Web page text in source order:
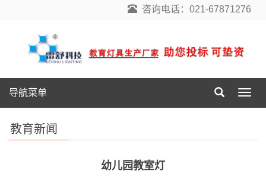
咨询电话：021-67871276
导
航
导航菜单
教育新闻
幼儿园教室灯